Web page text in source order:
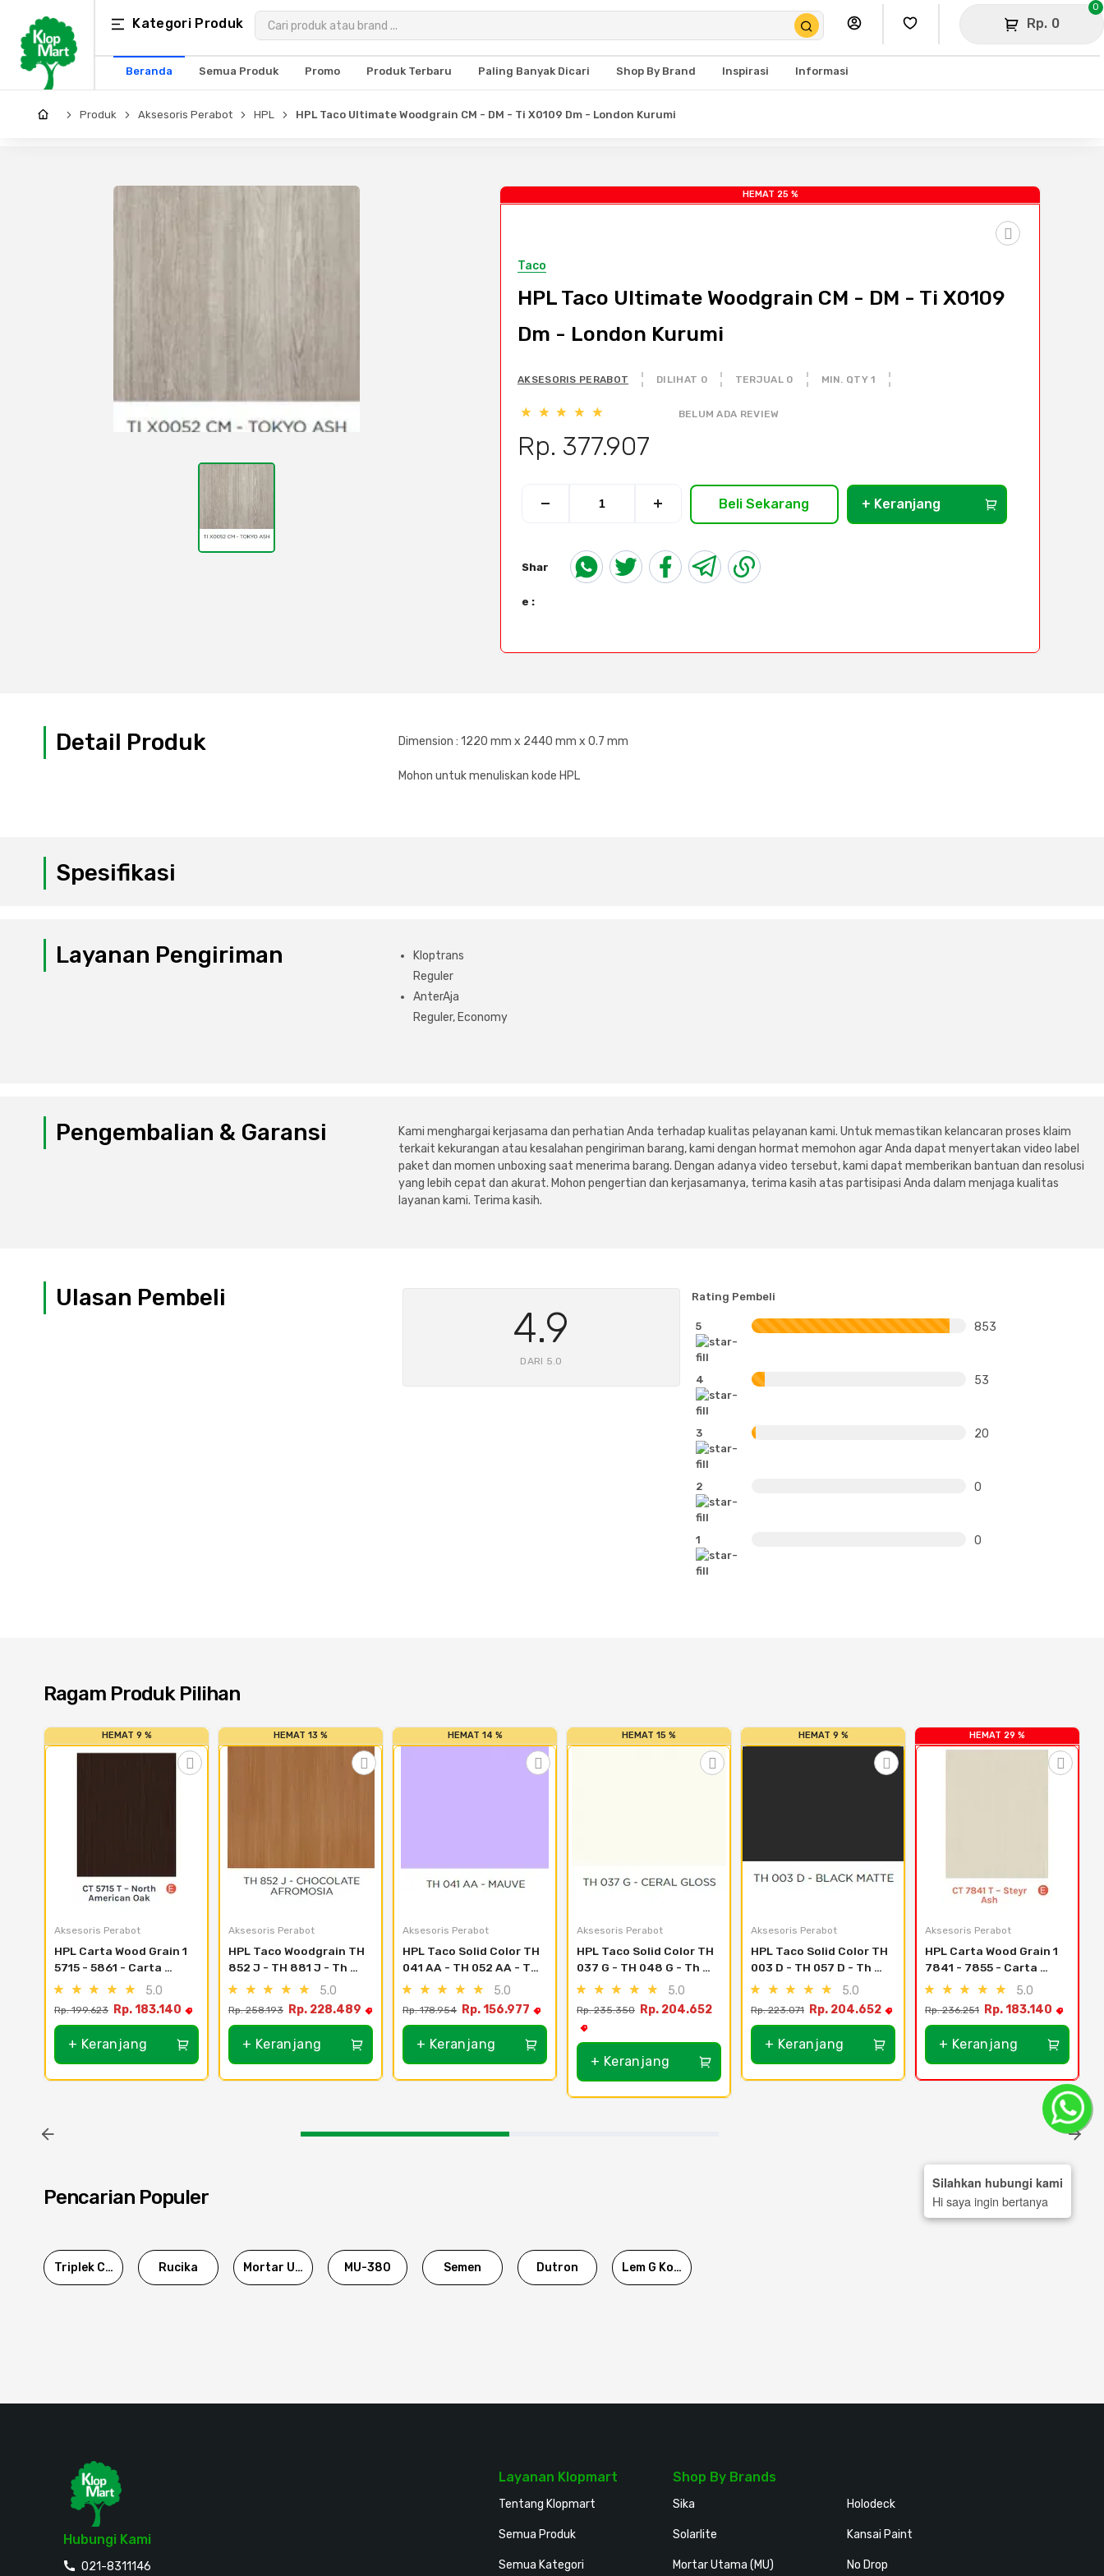
Kategori Produk Rp. 0
0
Beranda Semua Produk Promo Produk Terbaru Paling Banyak Dicari Shop By Brand Inspirasi Informasi
Kategori
Produk
Arsitektur
Produk Aksesoris Perabot HPL HPL Taco Ultimate Woodgrain CM - DM - Ti X0109 Dm - London Kurumi
HEMAT 25 %
Taco
HPL Taco Ultimate Woodgrain CM - DM - Ti X0109
Dm - London Kurumi
AKSESORIS PERABOT DILIHAT 0 TERJUAL 0 MIN. QTY 1
BELUM ADA REVIEW
Rp. 377.907
Beli Sekarang + Keranjang
Shar
e :
Detail Produk Dimension : 1220 mm x 2440 mm x 0.7 mm
Mohon untuk menuliskan kode HPL
Spesifikasi
Layanan Pengiriman
Kloptrans
Reguler
AnterAja
Reguler, Economy
Pengembalian & Garansi
Kami menghargai kerjasama dan perhatian Anda terhadap kualitas pelayanan kami. Untuk memastikan kelancaran proses klaim
terkait kekurangan atau kesalahan pengiriman barang, kami dengan hormat memohon agar Anda dapat menyertakan video label
paket dan momen unboxing saat menerima barang. Dengan adanya video tersebut, kami dapat memberikan bantuan dan resolusi
yang lebih cepat dan akurat. Mohon pengertian dan kerjasamanya, terima kasih atas partisipasi Anda dalam menjaga kualitas
layanan kami. Terima kasih.
Ulasan Pembeli
4.9
DARI 5.0
Rating Pembeli
5 853
4 53
3 20
2 0
1 0
Ragam Produk Pilihan
HEMAT 9 %
Aksesoris Perabot
HPL Carta Wood Grain 1
5715 - 5861 - Carta
5807 Amber Cherry
5.0
Rp. 199.623 Rp. 183.140
+ Keranjang
HEMAT 13 %
Aksesoris Perabot
HPL Taco Woodgrain TH
852 J - TH 881 J - Th
869 J - Bleached Legno
5.0
Rp. 258.193 Rp. 228.489
+ Keranjang
HEMAT 14 %
Aksesoris Perabot
HPL Taco Solid Color TH
041 AA - TH 052 AA - Th
043 Aa - Vintage Wine
5.0
Rp. 178.954 Rp. 156.977
+ Keranjang
HEMAT 15 %
Aksesoris Perabot
HPL Taco Solid Color TH
037 G - TH 048 G - Th
040 G - Chalk Gloss
5.0
Rp. 235.350 Rp. 204.652
+ Keranjang
HEMAT 9 %
Aksesoris Perabot
HPL Taco Solid Color TH
003 D - TH 057 D - Th
015 D - Amazon Blue
5.0
Rp. 223.071 Rp. 204.652
+ Keranjang
HEMAT 29 %
Aksesoris Perabot
HPL Carta Wood Grain 1
7841 - 7855 - Carta
7846 Almero Teak T
5.0
Rp. 236.251 Rp. 183.140
+ Keranjang
Pencarian Populer
Triplek Cor Rucika Mortar Utama MU-380 Semen Dutron Lem G Korea
Hubungi Kami
021-8311146
Layanan Klopmart
Tentang Klopmart
Semua Produk
Semua Kategori
Shop By Brands
Sika
Solarlite
Mortar Utama (MU)
Holodeck
Kansai Paint
No Drop
Silahkan hubungi kami
Hi saya ingin bertanya